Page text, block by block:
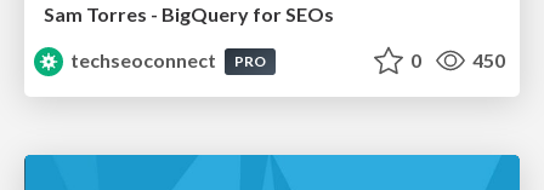
Sam Torres - BigQuery for SEOs
techseoconnect
PRO 0 450